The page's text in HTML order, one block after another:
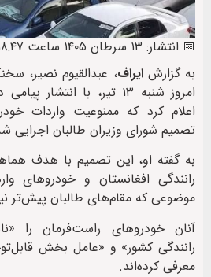
📅 انتشار: ۱۳ سرطان ۱۴۰۵ ساعت ۱۸:۴۷
به گزارش ایراف، عبدالقیوم نصیر،
امروز شنبه ۱۳ تیر، با
اعلام کرد که ممنوعیت واردات
تصمیم شورای وزیران طالبان اجرایی
به گفته او، این تصمیم با هدف
رانندگی افغانستان و خودروهای
موضوعی که مقام‌های طالبان پیش‌تر
آنان خودروهای راست‌فرمان را
رانندگی کشور» و «عامل بخش
معرفی کرده‌اند.